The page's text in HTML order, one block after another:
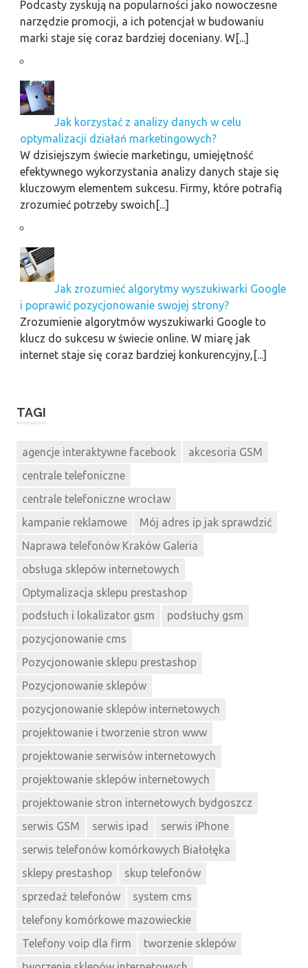
Podcasty zyskują na popularności jako nowoczesne
narzędzie promocji, a ich potencjał w budowaniu
marki staje się coraz bardziej doceniany. W[...]
Jak korzystać z analizy danych w celu
optymalizacji działań marketingowych?
W dzisiejszym świecie marketingu, umiejętność
efektywnego wykorzystania analizy danych staje się
kluczowym elementem sukcesu. Firmy, które potrafią
zrozumieć potrzeby swoich[...]
Jak zrozumieć algorytmy wyszukiwarki Google
i poprawić pozycjonowanie swojej strony?
Zrozumienie algorytmów wyszukiwarki Google to
klucz do sukcesu w świecie online. W miarę jak
internet staje się coraz bardziej konkurencyjny,[...]
TAGI
agencje interaktywne facebook
akcesoria GSM
centrale telefoniczne
centrale telefoniczne wrocław
kampanie reklamowe
Mój adres ip jak sprawdzić
Naprawa telefonów Kraków Galeria
obsługa sklepów internetowych
Optymalizacja sklepu prestashop
podsłuch i lokalizator gsm
podsłuchy gsm
pozycjonowanie cms
Pozycjonowanie sklepu prestashop
Pozycjonowanie sklepów
pozycjonowanie sklepów internetowych
projektowanie i tworzenie stron www
projektowanie serwisów internetowych
projektowanie sklepów internetowych
projektowanie stron internetowych bydgoszcz
serwis GSM
serwis ipad
serwis iPhone
serwis telefonów komórkowych Białołęka
sklepy prestashop
skup telefonów
sprzedaż telefonów
system cms
telefony komórkowe mazowieckie
Telefony voip dla firm
tworzenie sklepów